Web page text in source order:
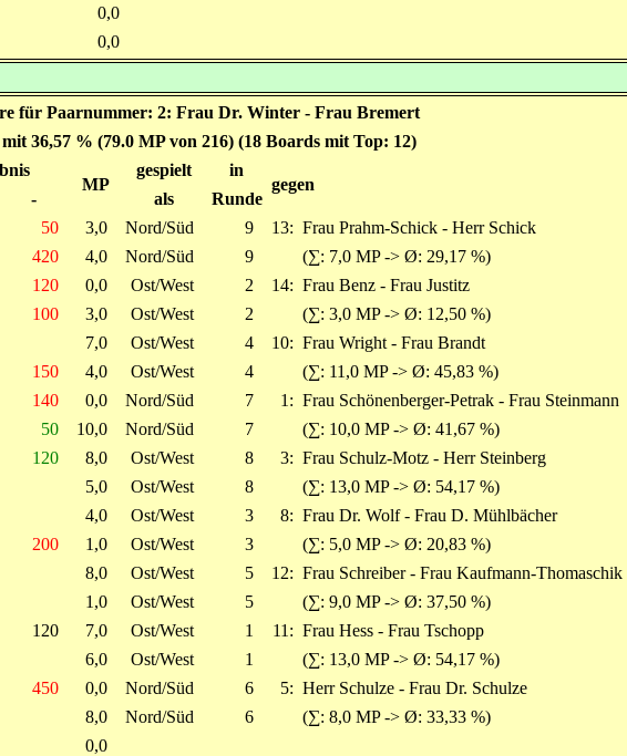
0,0
0,0
für Paarnummer: 2: Frau Dr. Winter - Frau Bremert
36,57 % (79.0 MP von 216) (18 Boards mit Top: 12)
MP
gespielt in
gegen
- als
Runde
50 3,0 Nord/Süd 9 13: Frau Prahm-Schick - Herr Schick
420 4,0 Nord/Süd 9
(∑: 7,0 MP -> Ø: 29,17 %)
120 0,0 Ost/West 2 14: Frau Benz - Frau Justitz
100 3,0 Ost/West 2
(∑: 3,0 MP -> Ø: 12,50 %)
7,0 Ost/West 4 10: Frau Wright - Frau Brandt
150 4,0 Ost/West 4
(∑: 11,0 MP -> Ø: 45,83 %)
140 0,0 Nord/Süd 7 1: Frau Schönenberger-Petrak - Frau Steinmann
50 10,0 Nord/Süd 7
(∑: 10,0 MP -> Ø: 41,67 %)
120 8,0 Ost/West 8 3: Frau Schulz-Motz - Herr Steinberg
5,0 Ost/West 8
(∑: 13,0 MP -> Ø: 54,17 %)
4,0 Ost/West 3 8: Frau Dr. Wolf - Frau D. Mühlbächer
200 1,0 Ost/West 3
(∑: 5,0 MP -> Ø: 20,83 %)
8,0 Ost/West 5 12: Frau Schreiber - Frau Kaufmann-Thomaschik
1,0 Ost/West 5
(∑: 9,0 MP -> Ø: 37,50 %)
120 7,0 Ost/West 1 11: Frau Hess - Frau Tschopp
6,0 Ost/West 1
(∑: 13,0 MP -> Ø: 54,17 %)
450 0,0 Nord/Süd 6 5: Herr Schulze - Frau Dr. Schulze
8,0 Nord/Süd 6
(∑: 8,0 MP -> Ø: 33,33 %)
0,0